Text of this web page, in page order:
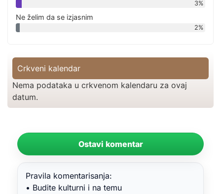
3%
Ne želim da se izjasnim
2%
Crkveni kalendar
Nema podataka u crkvenom kalendaru za ovaj
datum.
Ostavi komentar
Pravila komentarisanja:
• Budite kulturni i na temu